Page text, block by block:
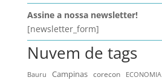
Assine a nossa newsletter!
[newsletter_form]
Nuvem de tags
Bauru Campinas corecon ECONOMIA